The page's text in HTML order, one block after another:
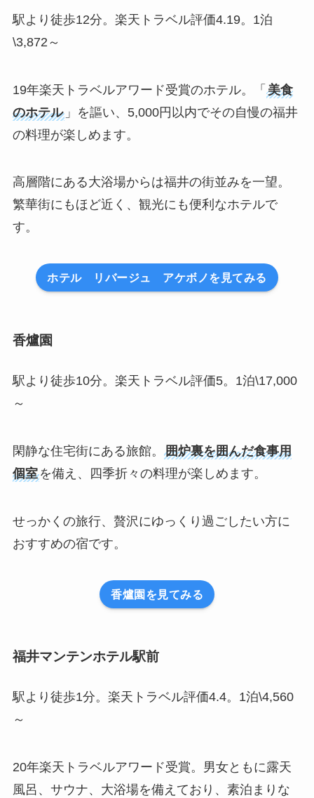
駅より徒歩12分。楽天トラベル評価4.19。1泊
\3,872～
19年楽天トラベルアワード受賞のホテル。「 美食
のホテル」を謳い、5,000円以内でその自慢の福井
の料理が楽しめます。
高層階にある大浴場からは福井の街並みを一望。
繁華街にもほど近く、観光にも便利なホテルで
す。
ホテル リバージュ アケボノを見てみる
香爐園
駅より徒歩10分。楽天トラベル評価5。1泊\17,000
～
閑静な住宅街にある旅館。 囲炉裏を囲んだ食事用
個室を備え、四季折々の料理が楽しめます。
せっかくの旅行、贅沢にゆっくり過ごしたい方に
おすすめの宿です。
香爐園を見てみる
福井マンテンホテル駅前
駅より徒歩1分。楽天トラベル評価4.4。1泊\4,560
～
20年楽天トラベルアワード受賞。男女ともに露天
風呂、サウナ、大浴場を備えており、素泊まりな